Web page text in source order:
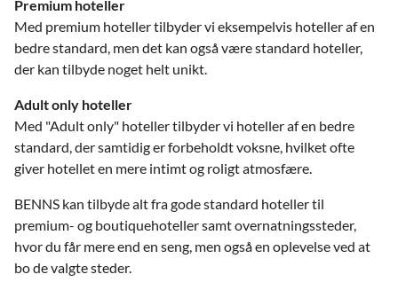
Premium hoteller
Med premium hoteller tilbyder vi eksempelvis hoteller af en
bedre standard, men det kan også være standard hoteller,
der kan tilbyde noget helt unikt.
Adult only hoteller
Med "Adult only" hoteller tilbyder vi hoteller af en bedre
standard, der samtidig er forbeholdt voksne, hvilket ofte
giver hotellet en mere intimt og roligt atmosfære.
BENNS kan tilbyde alt fra gode standard hoteller til
premium- og boutiquehoteller samt overnatningssteder,
hvor du får mere end en seng, men også en oplevelse ved at
bo de valgte steder.